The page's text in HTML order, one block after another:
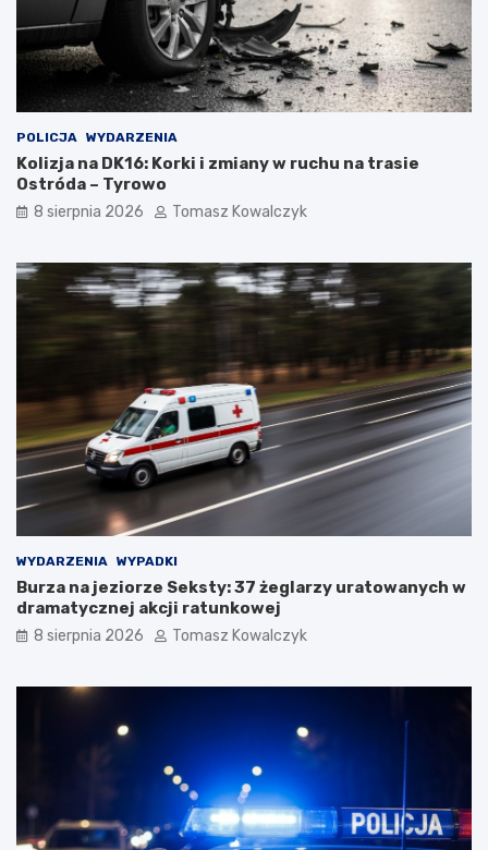
POLICJA WYDARZENIA
Kolizja na DK16: Korki i zmiany w ruchu na trasie
Ostróda – Tyrowo
8 sierpnia 2026 Tomasz Kowalczyk
WYDARZENIA WYPADKI
Burza na jeziorze Seksty: 37 żeglarzy uratowanych w
dramatycznej akcji ratunkowej
8 sierpnia 2026 Tomasz Kowalczyk